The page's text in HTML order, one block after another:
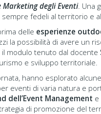
Marketing degli Eventi. Una
fedeli al territorio e
delle esperienze
la possibilità di avere un
modulo tenuto dal docente
e sviluppo territoriale.
hanno esplorato
eventi di varia natura e
dell’Event Management e
di promozione del